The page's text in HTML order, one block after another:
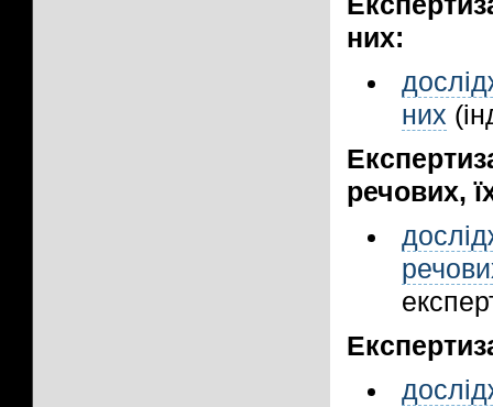
них:
них
речових,